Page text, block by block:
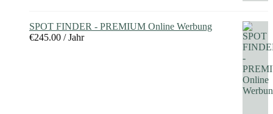
SPOT FINDER - PREMIUM Online Werbung
€245.00 / Jahr